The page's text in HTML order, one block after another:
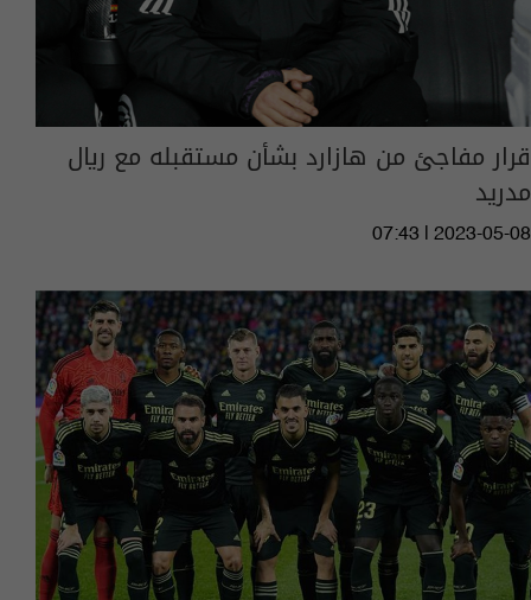
قرار مفاجئ من هازارد بشأن مستقبله مع ريال
مدريد
07:43 | 2023-05-08